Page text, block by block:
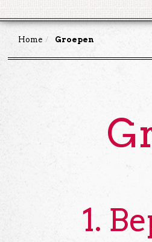
Home Groepen
1.